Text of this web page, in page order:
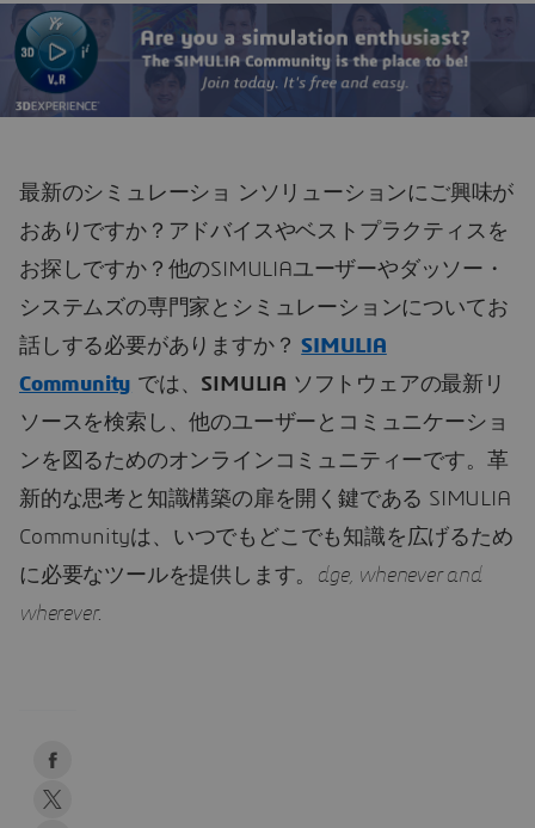
最新のシミュレーショ ンソリューションにご興味が
おありですか？アドバイスやベストプラクティスを
お探しですか？他のSIMULIAユーザーやダッソー・
システムズの専門家とシミュレーションについてお
話しする必要がありますか？ SIMULIA
Community では、 SIMULIA ソフトウェアの最新リ
ソースを検索し、他のユーザーとコミュニケーショ
ンを図るためのオンラインコミュニティーです。革
新的な思考と知識構築の扉を開く鍵である SIMULIA
Communityは、いつでもどこでも知識を広げるため
に必要なツールを提供します。 dge, whenever and
wherever.